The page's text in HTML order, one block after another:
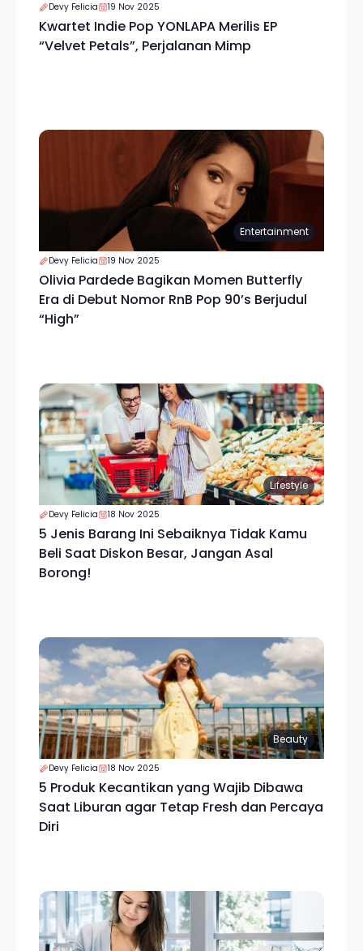
Devy Felicia 19 Nov 2025
Kwartet Indie Pop YONLAPA Merilis EP
“Velvet Petals”, Perjalanan Mimp
Entertainment
Devy Felicia 19 Nov 2025
Olivia Pardede Bagikan Momen Butterfly
Era di Debut Nomor RnB Pop 90’s Berjudul
“High”
Lifestyle
Devy Felicia 18 Nov 2025
5 Jenis Barang Ini Sebaiknya Tidak Kamu
Beli Saat Diskon Besar, Jangan Asal
Borong!
Beauty
Devy Felicia 18 Nov 2025
5 Produk Kecantikan yang Wajib Dibawa
Saat Liburan agar Tetap Fresh dan Percaya
Diri